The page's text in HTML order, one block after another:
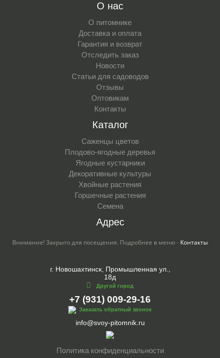
О нас
О питомнике
Доставка и оплата
Гарантия и возврат
Отследить заказ
Новости
Статьи для садоводов
Отзывы
Оптовикам
Контакты
Каталог
Саженцы цветов
Плодово-ягодные деревья
Ягодные кустарники
Декоративные культуры
Хвойные растения
Горшечные растения
Семена
Адрес
Внимание! Закрыто для посещения. Подробнее в меню - Контакты
г. Новошахтинск, Промышленная ул.,
18д
Другой город
+7 (931) 009-29-16
Заказать обратный звонок
info@svoy-pitomnik.ru
Политика конфиденциальности